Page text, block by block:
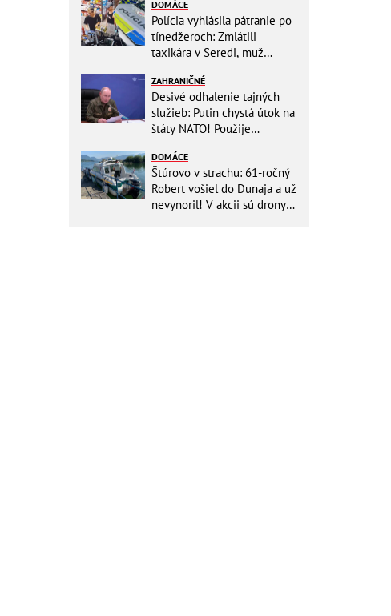
DOMÁCE
Polícia vyhlásila pátranie po
tínedžeroch: Zmlátili
taxikára v Seredi, muž
zraneniami!
ZAHRANIČNÉ
Desivé odhalenie tajných
služieb: Putin chystá útok na
štáty NATO! Použije
DOMÁCE
Štúrovo v strachu: 61-ročný
Robert vošiel do Dunaja a už
nevynoril! V akcii sú drony